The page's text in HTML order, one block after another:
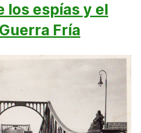
los espías y el
Fría